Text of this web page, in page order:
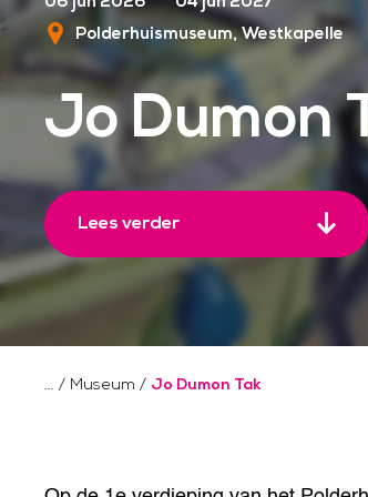
Polderhuismuseum Westkapelle
Jo Dumon
Lees verder
/ Museum / Jo Dumon Tak